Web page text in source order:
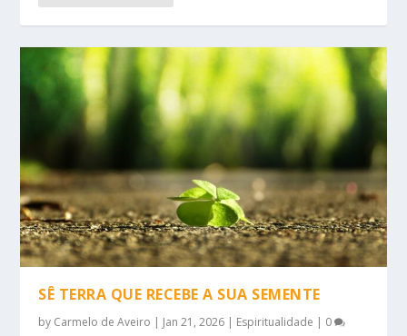
SÊ TERRA QUE RECEBE A SUA SEMENTE
by Carmelo de Aveiro | Jan 21, 2026 | Espiritualidade | 0